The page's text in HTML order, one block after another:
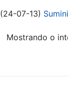
(24-07-13)
Mostrando o